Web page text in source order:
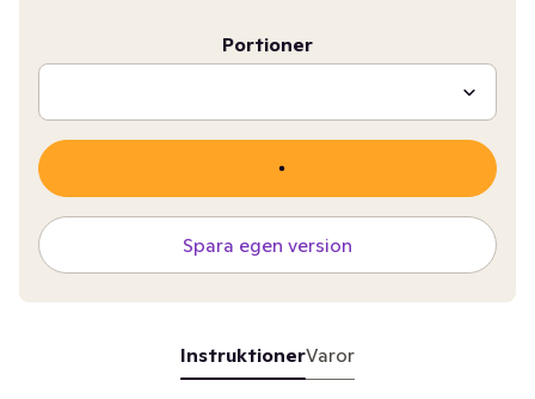
Portioner
Spara egen version
InstruktionerVaror